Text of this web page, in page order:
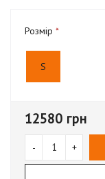
Розмір
S
12580 грн
- +